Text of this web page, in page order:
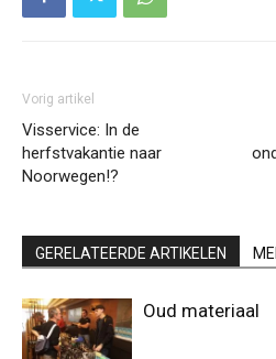
Vorig artikel
Visservice: In de
herfstvakantie naar
Noorwegen!?
GERELATEERDE ARTIKELEN
Oud materiaal